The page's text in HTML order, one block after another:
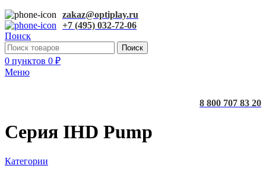
zakaz@optiplay.ru
+7 (495) 032-72-06
Поиск
Поиск
0 пунктов 0 ₽
Меню
8 800 707 83 20
Серия IHD Pump
Категории